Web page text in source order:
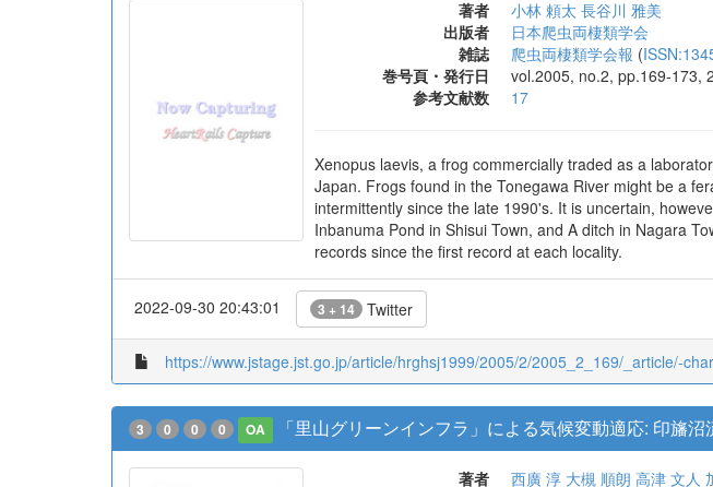
関東平野におけるアフリカツメガエルの確認記録と定着
著者 小林 頼太 長谷川 雅美
出版者
日本爬虫両棲類学会
参考文献数
17
Xenopus laevis, a frog commercially traded as a
Japan. Frogs found in the Tonegawa River might be a
Inbanuma Pond in Shisui Town, and A ditch in Nagara
records since the first record at each locality.
2022-09-30 20:43:01 3 + 14 Twitter
https://www.jstage.jst.go.jp/article/hrghsj1999/2005/2/2005_2_169/_article/-